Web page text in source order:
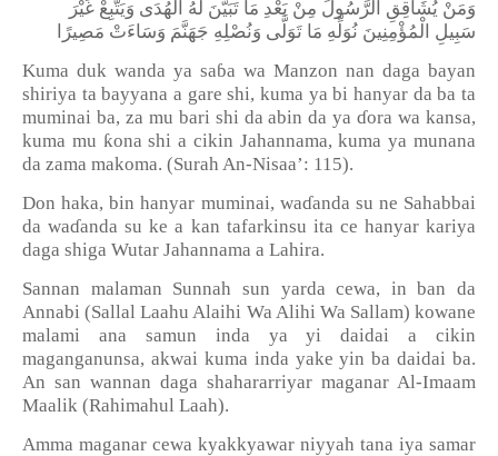
وَمَنْ يُشَاقِقِ الرَّسُولَ مِنْ بَعْدِ مَا تَبَيَّنَ لَهُ الْهُدَى وَيَتَّبِعْ غَيْرَ
سَبِيلِ الْمُؤْمِنِينَ نُوَلِّهِ مَا تَوَلَّى وَنُصْلِهِ جَهَنَّمَ وَسَاءَتْ مَصِيرًا
Kuma duk wanda ya saɓa wa Manzon nan daga bayan
shiriya ta bayyana a gare shi, kuma ya bi hanyar da ba ta
muminai ba, za mu bari shi da abin da yaɗora wa kansa,
kuma mu ƙona shi a cikin Jahannama, kuma ya munana
da zama makoma. (Surah An-Nisaa’: 115).
Don haka, bin hanyar muminai, waɗanda su ne Sahabbai
da waɗanda su ke a kan tafarkinsu ita ce hanyar kariya
daga shiga Wutar Jahannama a Lahira.
Sannan malaman Sunnah sun yarda cewa, in ban da
Annabi (Sallal Laahu Alaihi Wa Alihi Wa Sallam) kowane
malami ana samun inda ya yi daidai a cikin
maganganunsa, akwai kuma inda yake yin ba daidai ba.
An san wannan daga shahararriyar maganar Al-Imaam
Maalik (Rahimahul Laah).
Amma maganar cewa kyakkyawar niyyah tana iya samar